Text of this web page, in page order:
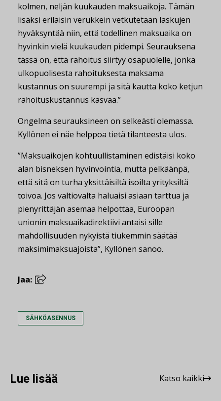
kolmen, neljän kuukauden maksuaikoja. Tämän
lisäksi erilaisin verukkein vetkutetaan laskujen
hyväksyntää niin, että todellinen maksuaika on
hyvinkin vielä kuukauden pidempi. Seurauksena
tässä on, että rahoitus siirtyy osapuolelle, jonka
ulkopuolisesta rahoituksesta maksama
kustannus on suurempi ja sitä kautta koko ketjun
rahoituskustannus kasvaa.”
Ongelma seurauksineen on selkeästi olemassa.
Kyllönen ei näe helppoa tietä tilanteesta ulos.
”Maksuaikojen kohtuullistaminen edistäisi koko
alan bisneksen hyvinvointia, mutta pelkäänpä,
että sitä on turha yksittäisiltä isoilta yrityksiltä
toivoa. Jos valtiovalta haluaisi asiaan tarttua ja
pienyrittäjän asemaa helpottaa, Euroopan
unionin maksuaikadirektiivi antaisi sille
mahdollisuuden nykyistä tiukemmin säätää
maksimimaksuajoista”, Kyllönen sanoo.
Jaa:
SÄHKÖASENNUS
Lue lisää Katso kaikki